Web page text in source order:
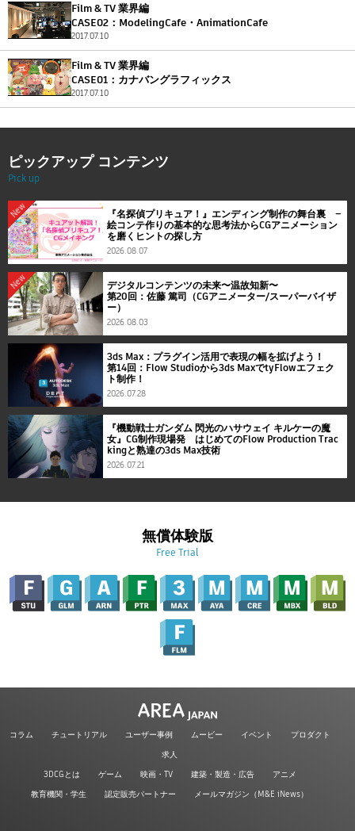
Film & TV 業界編
CASE02：ModelingCafe・AnimationCafe
2017.07.10
Film & TV 業界編
CASE01：カナバングラフィックス
2017.07.10
ピックアップ コンテンツ
Pick up
New
『名探偵プリキュア！』エンディング制作の舞台裏 ―
絵コンテ作りの基本的な思考法からCGアニメーション
を磨くヒントの探し方
2026.08.07
New
デジタルコンテンツの未来〜温故知新〜
第20回：佐藤 篤司（CGアニメーター/スーパーバイザ
ー）
2026.08.03
3ds Max：プラグイン活用で表現の幅を拡げよう！
第14回：Flow Studioから3ds MaxでtyFlowエフェク
ト制作！
2026.07.28
『機動戦士ガンダム 閃光のハサウェイ キルケーの魔
女』CG制作現場発 はじめてのFlow Production Trac
kingと熟達の3ds Max技術
2026.07.21
無償体験版
Free Trial
コラム チュートリアル ユーザー事例 ムービー イベント
プロダクト
求人
3DCGとは
ゲーム 映画・TV 建築・製造・広告
アニメ
教育機関・学生
認定販売パートナー メールマガジン（M&E iNews）